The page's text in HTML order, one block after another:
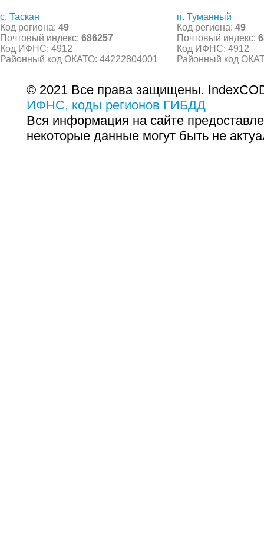
с. Таскан
Код региона: 49
Почтовый индекс: 686257
Код ИФНС: 4912
Районный код ОКАТО: 44222804001
п. Туманный
Код региона: 49
Почтовый индекс:
Код ИФНС: 4912
Районный код
© 2021 Все права защищены.
ИФНС, коды регионов ГИБДД
Вся информация на сайте
некоторые данные могут быть не